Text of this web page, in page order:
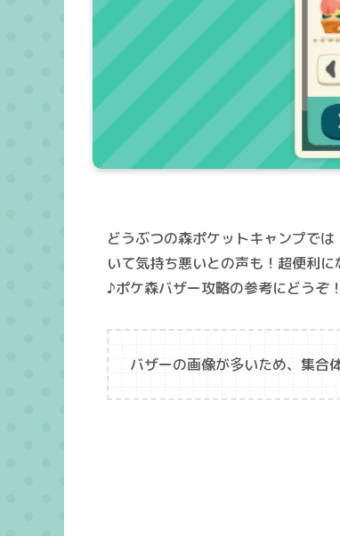
どうぶつの森ポケットキャンプで
いて気持ち悪いとの声も！超便利
♪ポケ森バザー攻略の参考にどうぞ！
バザーの画像が多いため、集合